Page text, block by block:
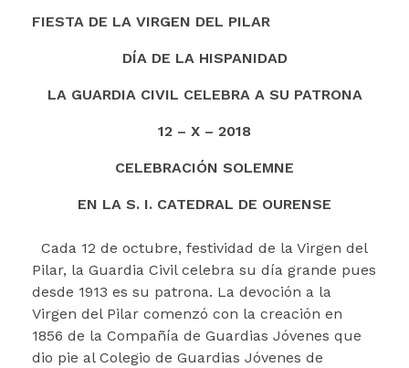
FIESTA DE LA VIRGEN DEL PILAR
DÍA DE LA HISPANIDAD
LA GUARDIA CIVIL CELEBRA A SU PATRONA
12 – X – 2018
CELEBRACIÓN SOLEMNE
EN LA S. I. CATEDRAL DE OURENSE
Cada 12 de octubre, festividad de la Virgen del
Pilar, la Guardia Civil celebra su día grande pues
desde 1913 es su patrona. La devoción a la
Virgen del Pilar comenzó con la creación en
1856 de la Compañía de Guardias Jóvenes que
dio pie al Colegio de Guardias Jóvenes de